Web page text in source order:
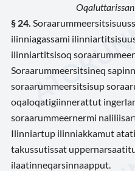
§ 24.
ilinniagassami
ilinniartitsisoq
Soraarummeersitsineq
soraarummeersitsisup
oqaloqatigiinnerattut
soraarummeernermi
Ilinniartup ilinniakkamut
takussutissat
ilaatinneqarsinnaapput.